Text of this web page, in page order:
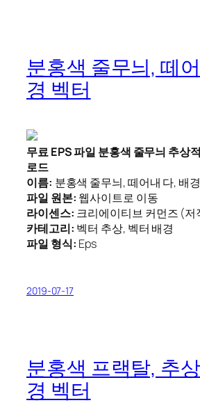
분홍색 줄무늬, 떼
경 벡터
무료 EPS 파일 분홍색 줄무늬 추상
로드
이름: 분홍색 줄무늬, 떼어내 다, 배
파일 원본: 웹사이트로 이동
라이센스: 크리에이티브 커먼즈 (저
카테고리: 벡터 추상, 벡터 배경
파일 형식: Eps
2019-07-17
분홍색 프랙탈, 추
경 벡터